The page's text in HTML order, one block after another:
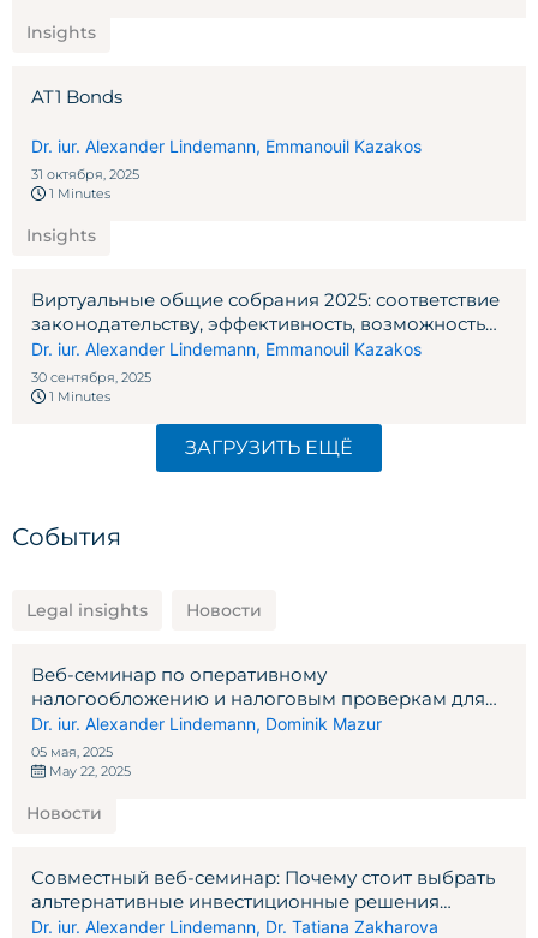
Insights
AT1 Bonds
Dr. iur. Alexander Lindemann, Emmanouil Kazakos
31 октября, 2025
1 Minutes
Insights
Виртуальные общие собрания 2025: соответствие
законодательству, эффективность, возможность
планирования
Dr. iur. Alexander Lindemann, Emmanouil Kazakos
30 сентября, 2025
1 Minutes
ЗАГРУЗИТЬ ЕЩЁ
События
Legal insights Новости
Веб-семинар по оперативному
налогообложению и налоговым проверкам для
управляющих активами в Швейцарии и
Лихтенштейне и их клиентов
Dr. iur. Alexander Lindemann, Dominik Mazur
05 мая, 2025
May 22, 2025
Новости
Совместный веб-семинар: Почему стоит выбрать
альтернативные инвестиционные решения
Швейцарии и Мальты?
Dr. iur. Alexander Lindemann, Dr. Tatiana Zakharova